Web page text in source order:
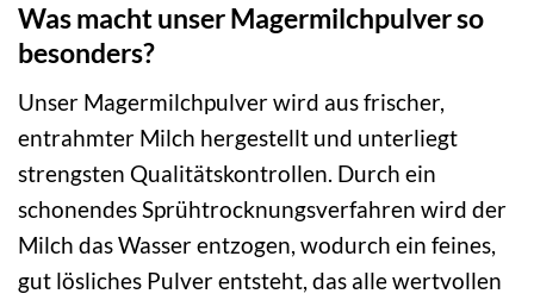
Was macht unser Magermilchpulver so
besonders?
Unser Magermilchpulver wird aus frischer,
entrahmter Milch hergestellt und unterliegt
strengsten Qualitätskontrollen. Durch ein
schonendes Sprühtrocknungsverfahren wird der
Milch das Wasser entzogen, wodurch ein feines,
gut lösliches Pulver entsteht, das alle wertvollen